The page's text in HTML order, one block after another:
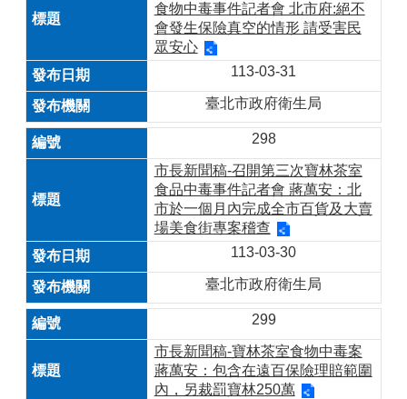
食物中毒事件記者會 北市府:絕不
會發生保險真空的情形 請受害民
眾安心
113-03-31
臺北市政府衛生局
298
市長新聞稿-召開第三次寶林茶室
食品中毒事件記者會 蔣萬安：北
市於一個月內完成全市百貨及大賣
場美食街專案稽查
113-03-30
臺北市政府衛生局
299
市長新聞稿-寶林茶室食物中毒案
蔣萬安：包含在遠百保險理賠範圍
內，另裁罰寶林250萬